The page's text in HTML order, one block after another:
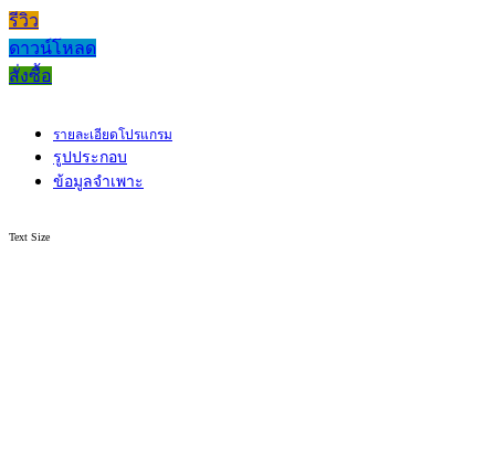
รีวิว
ดาวน์โหลด
สั่งซื้อ
รายละเอียดโปรแกรม
รูปประกอบ
ข้อมูลจำเพาะ
Text Size